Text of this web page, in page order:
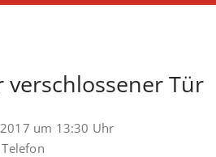
verschlossener Tür
um 13:30 Uhr